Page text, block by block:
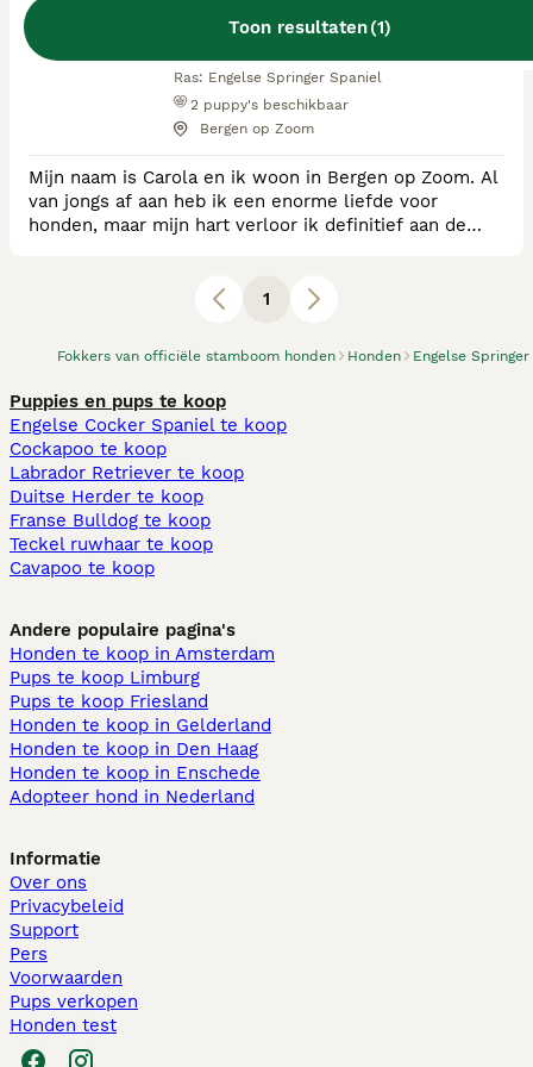
Toon resultaten(1)
Fokkers van officiële stamboom honden Honden Engelse
Ras: Engelse Springer Spaniel
2 puppy's beschikbaar
Bergen op Zoom
Mijn naam is Carola en ik woon in Bergen op Zoom. Al
van jongs af aan heb ik een enorme liefde voor
honden, maar mijn hart verloor ik definitief aan de
groot deel van mijn leven bepaalt. In het dagelijks
1
Puppies en pups te koop
Engelse Cocker Spaniel te koop
Cockapoo te koop
Labrador Retriever te koop
Duitse Herder te koop
Franse Bulldog te koop
Teckel ruwhaar te koop
Cavapoo te koop
Andere populaire pagina's
Honden te koop in Amsterdam
Pups te koop Limburg​
Pups te koop Friesland​
Honden te koop in Gelderland
Honden te koop in Den Haag
Honden te koop in Enschede
Adopteer hond in Nederland
Informatie
Over ons
Privacybeleid
Support
Pers
Voorwaarden
Pups verkopen
Honden test